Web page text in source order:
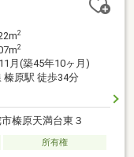
2
2
月(築45年10ヶ月)
榛原駅 徒歩34分
榛原天満台東３
所有権